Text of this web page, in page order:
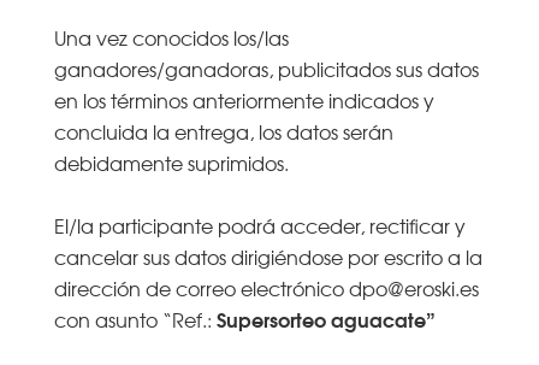
Una vez conocidos los/las
ganadores/ganadoras, publicitados sus datos
en los términos anteriormente indicados y
concluida la entrega, los datos serán
debidamente suprimidos.
El/la participante podrá acceder, rectificar y
cancelar sus datos dirigiéndose por escrito a la
dirección de correo electrónico dpo@eroski.es
con asunto “Ref.: Supersorteo aguacate”